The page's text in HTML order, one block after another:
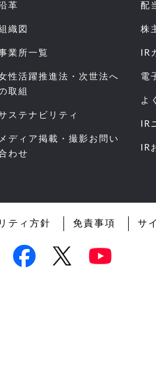
革
織図
業所一覧
性活躍推進法・次世法へ
取組
ステナビリティ
メディア掲載・撮影お問い
わせ
配
株
IR
電
よ
IR
IR
ティ方針 免責事項 サ